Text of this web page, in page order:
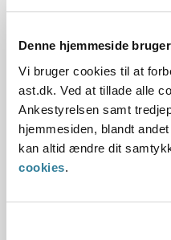
Denne hjemmeside
Vi bruger cookies til at
ast.dk. Ved at tillade alle
Ankestyrelsen samt
hjemmesiden, blandt
kan altid ændre dit
cookies.
En kommunes
10-06-2008
Kommunal interesse
Mødeoffentlighed
Kolding Kommune havde
ville støtte Syddansk
Midtjylland udtalte, at
nævnte støtte til Syddansk